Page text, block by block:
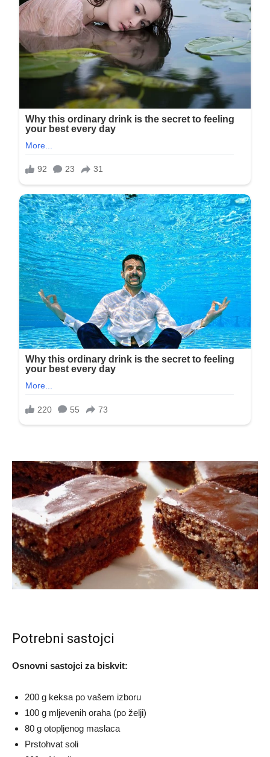
Potrebni sastojci
Osnovni sastojci za biskvit:
200 g keksa po vašem izboru
100 g mljevenih oraha (po želji)
80 g otopljenog maslaca
Prstohvat soli